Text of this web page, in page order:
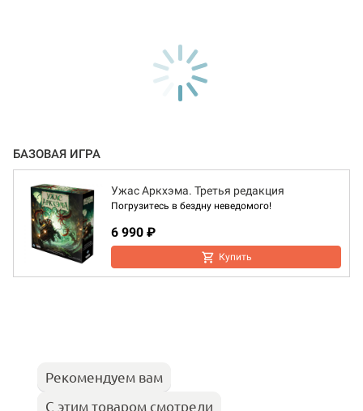
БАЗОВАЯ ИГРА
Ужас Аркхэма. Третья редакция
Погрузитесь в бездну неведомого!
6 990 ₽
Купить
Рекомендуем вам
С этим товаром смотрели